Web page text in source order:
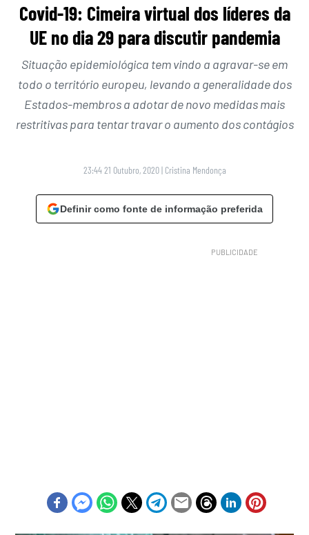
Covid-19: Cimeira virtual dos líderes da
UE no dia 29 para discutir pandemia
Situação epidemiológica tem vindo a agravar-se em
todo o território europeu, levando a generalidade dos
Estados-membros a adotar de novo medidas mais
restritivas para tentar travar o aumento dos contágios
23:44 21 Outubro, 2020 | Cristina Mendonça
Definir como fonte de informação preferida